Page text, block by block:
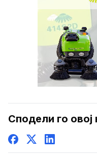
Сподели го овој